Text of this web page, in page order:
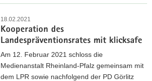
18.02.2021
Kooperation des
Landespräventionsrates mit klicksafe
Am 12. Februar 2021 schloss die
Medienanstalt Rheinland-Pfalz gemeinsam mit
dem LPR sowie nachfolgend der PD Görlitz